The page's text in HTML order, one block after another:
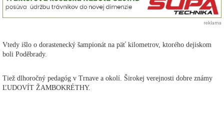
reklama
Vtedy išlo o dorastenecký šampionát na päť kilometrov, ktorého dejiskom
boli Poděbrady.
Tiež dlhoročný pedagóg v Trnave a okolí. Širokej verejnosti dobre známy
ĽUDOVÍT ŽAMBOKRÉTHY.